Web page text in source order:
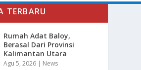
TERBARU
Rumah Adat Baloy,
Berasal Dari Provinsi
Kalimantan Utara
Agu 5, 2026 | News